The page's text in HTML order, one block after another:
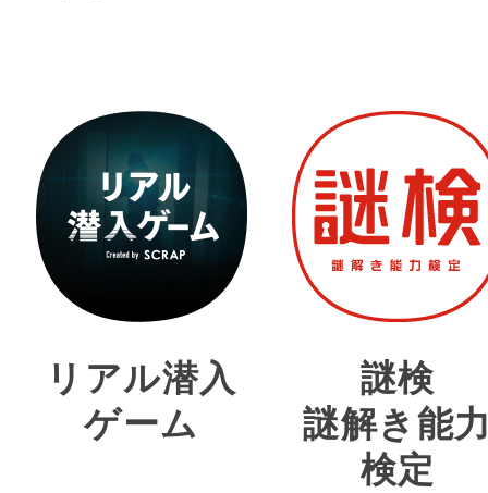
リアル潜入
ゲーム
謎検
謎解き能
検定